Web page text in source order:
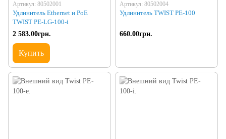
Артикул: 80502001
Удлинитель Ethernet и PoE
TWIST PE-LG-100-i
2 583.00грн.
Купить
Артикул: 80502004
Удлинитель TWIST PE-100
660.00грн.